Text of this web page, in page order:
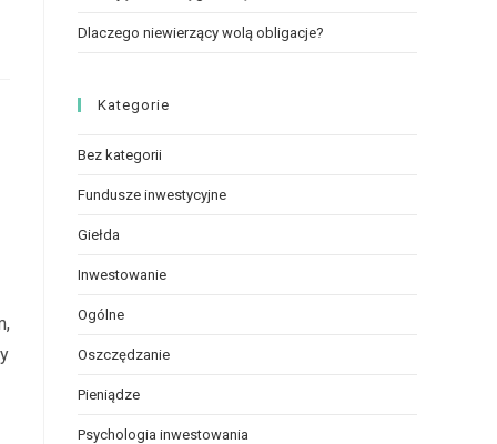
Dlaczego niewierzący wolą obligacje?
Kategorie
Bez kategorii
Fundusze inwestycyjne
Giełda
Inwestowanie
Ogólne
Oszczędzanie
Pieniądze
Psychologia inwestowania